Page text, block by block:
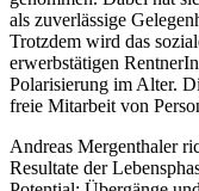
als zuverlässige
Trotzdem wird das
erwerbstätigen
Polarisierung im Alter.
freie Mitarbeit von
Andreas Mergenthaler
Resultate der